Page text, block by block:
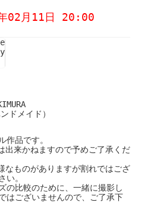
02月11日 20:00
ドメイド）
作品です。
出来かねますので予めご了承くだ
なものがありますが割れではござ
い。
の比較のために、一緒に撮影し
はございませんので、ご了承下